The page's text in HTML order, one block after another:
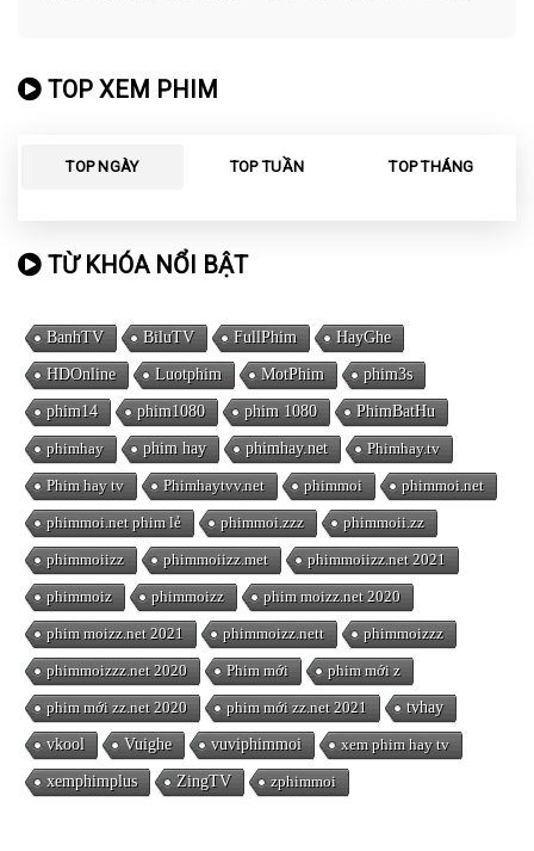
TOP XEM PHIM
TOP NGÀY TOP TUẦN TOP THÁNG
TỪ KHÓA NỔI BẬT
BanhTV BiluTV FullPhim HayGhe
HDOnline Luotphim MotPhim phim3s
phim14 phim1080 phim 1080 PhimBatHu
phimhay phim hay phimhay.net Phimhay.tv
Phim hay tv Phimhaytvv.net phimmoi phimmoi.net
phimmoi.net phim lẻ phimmoi.zzz phimmoii.zz
phimmoiizz phimmoiizz.met phimmoiizz.net 2021
phimmoiz phimmoizz phim moizz.net 2020
phim moizz.net 2021 phimmoizz.nett phimmoizzz
phimmoizzz.net 2020 Phim mới phim mới z
phim mới zz.net 2020 phim mới zz.net 2021 tvhay
vkool Vuighe vuviphimmoi xem phim hay tv
xemphimplus ZingTV zphimmoi